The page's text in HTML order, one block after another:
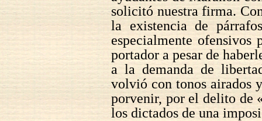
solicitó nuestra firma.
la existencia de
especialmente
portador a pesar de
a la demanda de
volvió con tonos airados
porvenir, por el delito de
los dictados de una